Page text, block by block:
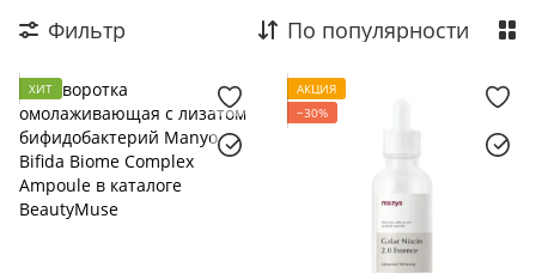
Фильтр По популярности
ХИТ
АКЦИЯ
−30%